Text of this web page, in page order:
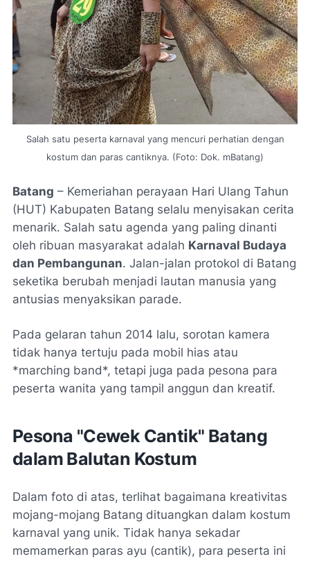
Salah satu peserta karnaval yang mencuri perhatian dengan
kostum dan paras cantiknya. (Foto: Dok. mBatang)
Batang – Kemeriahan perayaan Hari Ulang Tahun
(HUT) Kabupaten Batang selalu menyisakan cerita
menarik. Salah satu agenda yang paling dinanti
oleh ribuan masyarakat adalah Karnaval Budaya
dan Pembangunan. Jalan-jalan protokol di Batang
seketika berubah menjadi lautan manusia yang
antusias menyaksikan parade.
Pada gelaran tahun 2014 lalu, sorotan kamera
tidak hanya tertuju pada mobil hias atau
*marching band*, tetapi juga pada pesona para
peserta wanita yang tampil anggun dan kreatif.
Pesona "Cewek Cantik" Batang
dalam Balutan Kostum
Dalam foto di atas, terlihat bagaimana kreativitas
mojang-mojang Batang dituangkan dalam kostum
karnaval yang unik. Tidak hanya sekadar
memamerkan paras ayu (cantik), para peserta ini